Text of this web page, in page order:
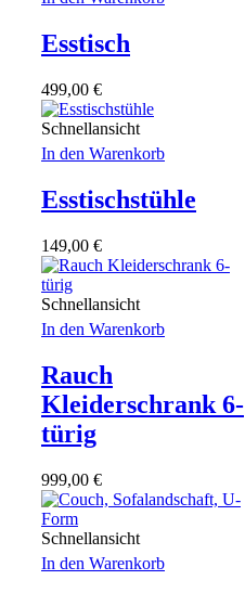
Esstisch
499,00 €
Schnellansicht
In den Warenkorb
Esstischstühle
149,00 €
Schnellansicht
In den Warenkorb
Rauch
Kleiderschrank 6-
türig
999,00 €
Schnellansicht
In den Warenkorb